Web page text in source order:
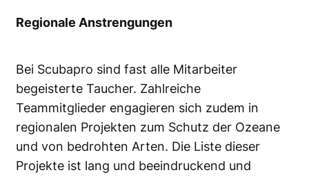
Regionale Anstrengungen
Bei Scubapro sind fast alle Mitarbeiter
begeisterte Taucher. Zahlreiche
Teammitglieder engagieren sich zudem in
regionalen Projekten zum Schutz der Ozeane
und von bedrohten Arten. Die Liste dieser
Projekte ist lang und beeindruckend und